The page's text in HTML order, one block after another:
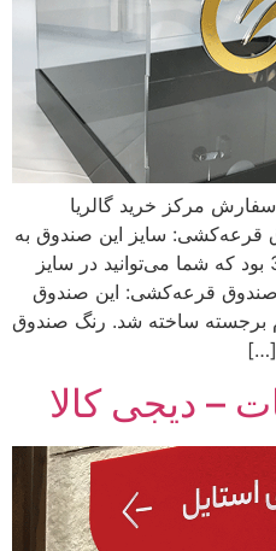
مرکز خرید گالریا
قرعه‌کشی: سایز این صندوق به
سفارش مشتری مکعب ضلع 30 بود که شما می‌توانید در سایز
قرعه‌کشی: این صندوق
برجسته ساخته شد. رنگ‌ صندوق
[…]
– دیجی کالا